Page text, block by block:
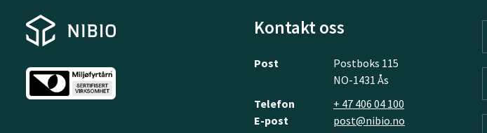
Kontakt oss
Post
Postboks 115
NO-1431 Ås
Telefon
+ 47 406 04 100
E-post
post@nibio.no